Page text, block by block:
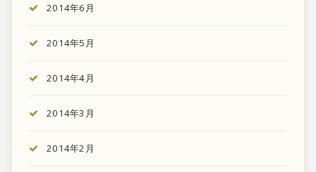
2014年6月
2014年5月
2014年4月
2014年3月
2014年2月